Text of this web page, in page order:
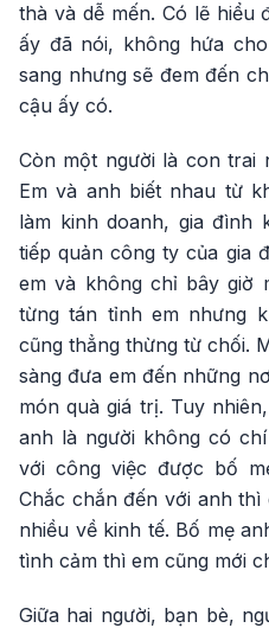
thà và dễ mến. Có lẽ hiểu
ấy đã nói, không hứa
sang nhưng sẽ đem đến
cậu ấy có.
Còn một người là con trai
Em và anh biết nhau từ
làm kinh doanh, gia đình
tiếp quản công ty của gia
em và không chỉ bây giờ
từng tán tỉnh em nhưng
cũng thẳng thừng từ chối.
sàng đưa em đến những
món quà giá trị. Tuy
anh là người không có
với công việc được bố
Chắc chắn đến với anh
nhiều về kinh tế. Bố mẹ
tình cảm thì em cũng mới
Giữa hai người, bạn bè,